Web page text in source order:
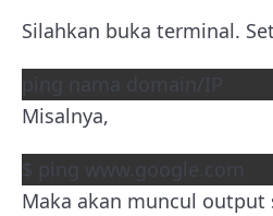
Silahkan buka terminal.
ping nama domain/IP
Misalnya,
$ ping www.google.com
Maka akan muncul output